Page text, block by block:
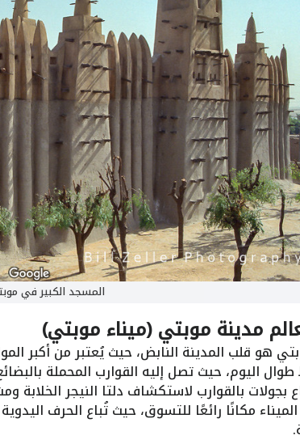
المسجد الكبير في
مدينة موبتي (ميناء موبتي)
هو قلب المدينة النابض، حيث يُعتبر من أكبر
اليوم، حيث تصل إليه القوارب المحملة
بجولات بالقوارب لاستكشاف دلتا النيجر الخلابة
مكانًا رائعًا للتسوق، حيث تُباع الحرف